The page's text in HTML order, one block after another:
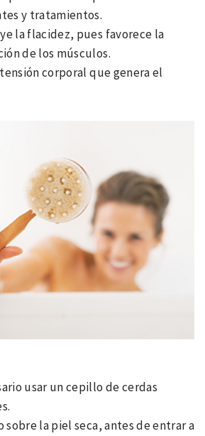
y tratamientos.
la flacidez, pues favorece la
de los músculos.
corporal que genera el
usar un cepillo de cerdas
sobre la piel seca, antes de entrar a